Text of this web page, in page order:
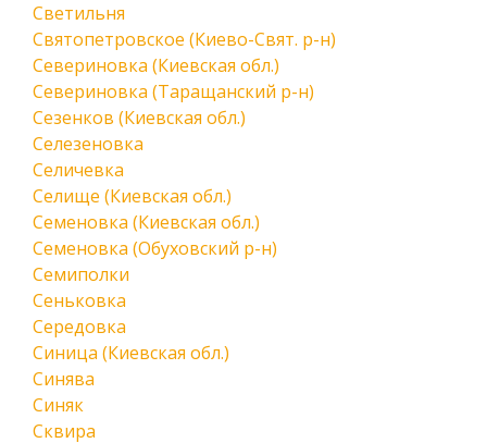
Светильня
Святопетровское (Киево-Свят. р-н)
Севериновка (Киевская обл.)
Севериновка (Таращанский р-н)
Сезенков (Киевская обл.)
Селезеновка
Селичевка
Селище (Киевская обл.)
Семеновка (Киевская обл.)
Семеновка (Обуховский р-н)
Семиполки
Сеньковка
Середовка
Синица (Киевская обл.)
Синява
Синяк
Сквира